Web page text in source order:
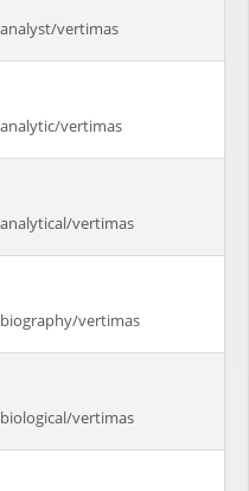
vertimas
vertimas
vertimas
vertimas
vertimas